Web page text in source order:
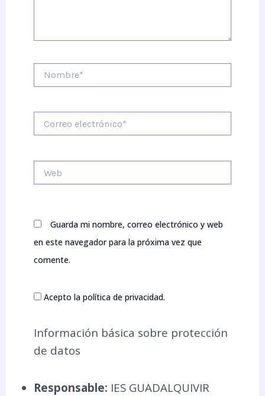
electrónico*
Guarda mi nombre, correo electrónico y web
en este navegador para la próxima vez que
comente.
Acepto la política de privacidad.
Información básica sobre protección
de datos
Responsable: IES GUADALQUIVIR